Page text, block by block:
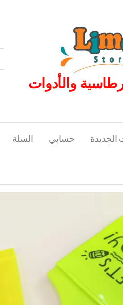
والأدوات
السلة حسابي الجديدة